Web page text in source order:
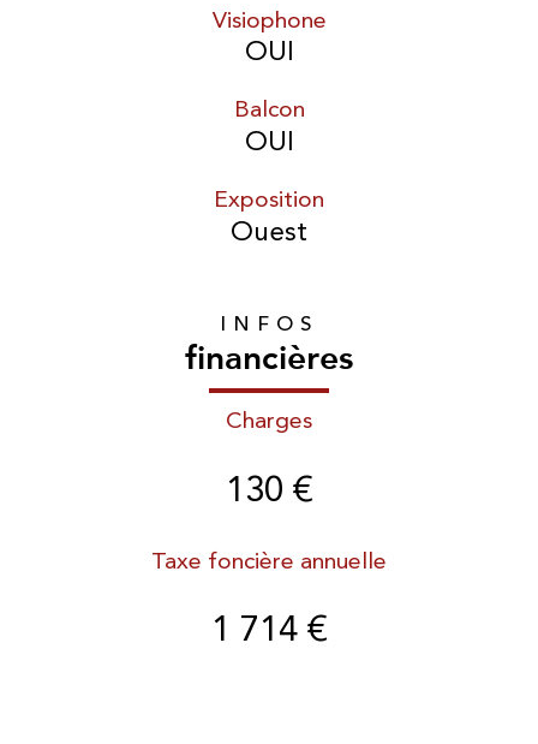
Visiophone
OUI
Balcon
OUI
Exposition
Ouest
INFOS
financières
Charges
130 €
Taxe foncière annuelle
1 714 €